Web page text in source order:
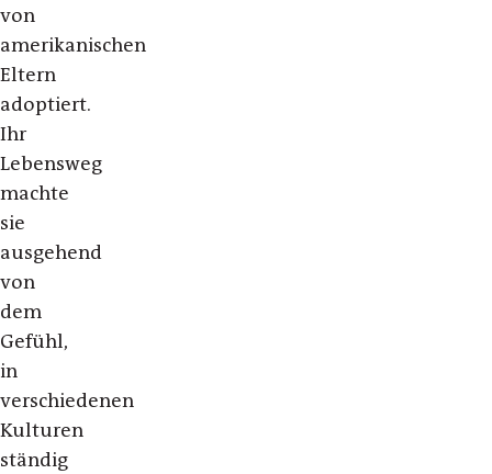
von
amerikanischen
Eltern
adoptiert.
Ihr
Lebensweg
machte
sie
ausgehend
von
dem
Gefühl,
in
verschiedenen
Kulturen
ständig